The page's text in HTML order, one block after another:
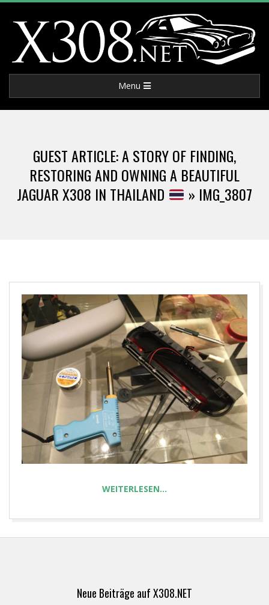
content
X
3
8
E
T
Navigation
Menu
GUEST ARTICLE: A STORY OF FINDING,
RESTORING AND OWNING A BEAUTIFUL
JAGUAR X308 IN THAILAND
» IMG_3807
WEITERLESEN…
Neue Beiträge auf X308.NET